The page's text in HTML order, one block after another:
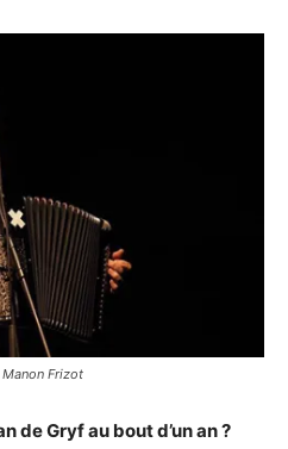
Frizot
de Gryf au bout d’un an ?